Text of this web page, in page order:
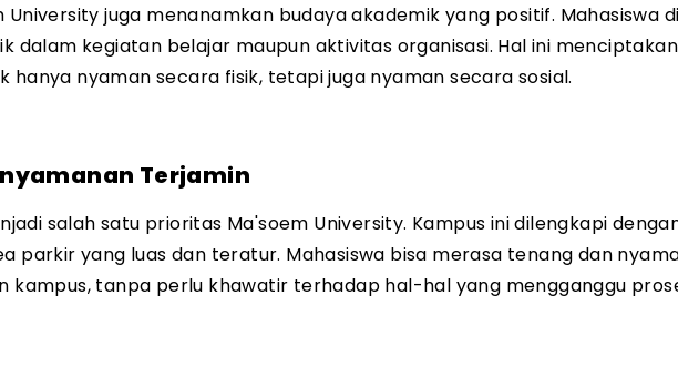
University juga menanamkan budaya akademik yang positif. Mahasiswa
dalam kegiatan belajar maupun aktivitas organisasi. Hal ini menciptakan
nyaman secara fisik, tetapi juga nyaman secara sosial.
Terjamin
salah satu prioritas Ma'soem University. Kampus ini dilengkapi
parkir yang luas dan teratur. Mahasiswa bisa merasa tenang dan
kampus, tanpa perlu khawatir terhadap hal-hal yang mengganggu